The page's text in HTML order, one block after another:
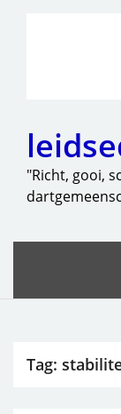
"Richt, gooi,
Tag: